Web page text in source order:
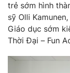
Tư vấn
Chuyên mục khác
Emagazine
trẻ sớm hình
sỹ Olli
Giáo dục sớm
Thời Đại – Fun